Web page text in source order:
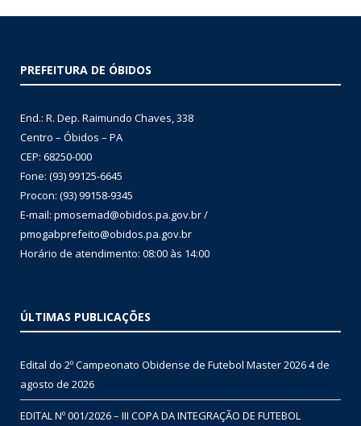
PREFEITURA DE ÓBIDOS
End.: R. Dep. Raimundo Chaves, 338
Centro – Óbidos – PA
CEP: 68250-000
Fone: (93) 99125-6645
Procon: (93) 99158-9345
E-mail: pmosemad@obidos.pa.gov.br /
pmogabprefeito@obidos.pa.gov.br
Horário de atendimento: 08:00 às 14:00
ÚLTIMAS PUBLICAÇÕES
Edital do 2º Campeonato Obidense de Futebol Master 20264 de
agosto de 2026
EDITAL Nº 001/2026 – III COPA DA INTEGRAÇÃO DE FUTEBOL